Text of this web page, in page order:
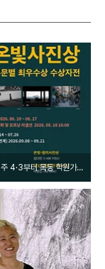
[경북일보] 제주 4·3부터 목동 학원가까지…온빛사진상 수상작, 대구서 만난다